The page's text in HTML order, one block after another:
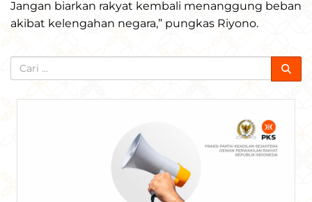
Jangan biarkan rakyat kembali menanggung beban
akibat kelengahan negara,” pungkas Riyono.